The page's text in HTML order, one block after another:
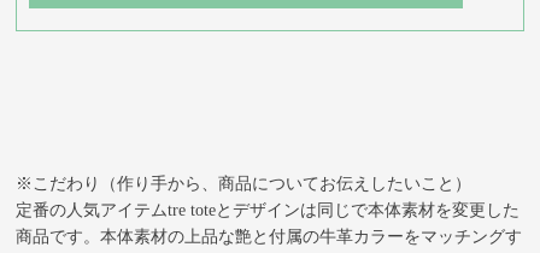
※こだわり（作り手から、商品についてお伝えしたいこと）
定番の人気アイテムtre toteとデザインは同じで本体素材を変更した
商品です。本体素材の上品な艶と付属の牛革カラーをマッチングす